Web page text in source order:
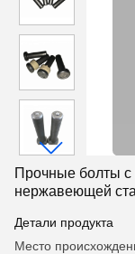
Прочные болты с
нержавеющей
зданиях,
Детали продукта
Место